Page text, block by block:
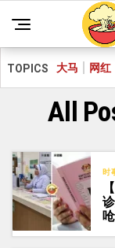
TOPICS 大马 网红
All
时